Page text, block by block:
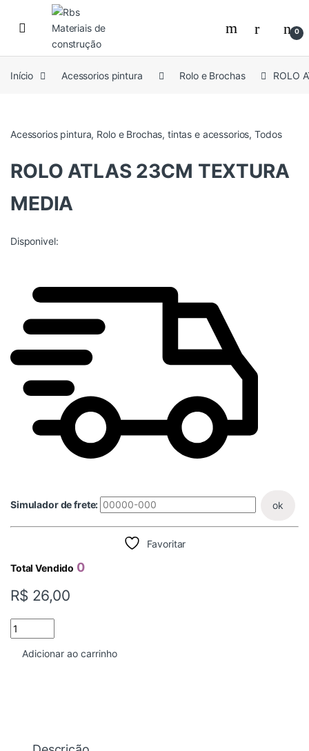
Skip to navigation
Skip to content
0
Início Acessorios pintura Rolo e Brochas ROLO
Acessorios pintura, Rolo e Brochas, tintas e acessorios,Todos
ROLO ATLAS 23CM TEXTURA
MEDIA
Disponivel:
Simulador de frete: ok
Favoritar
Total Vendido 0
R$ 26,00
ROLO ATLAS 23CM TEXTURA MEDIA quantidade
Adicionar ao carrinho